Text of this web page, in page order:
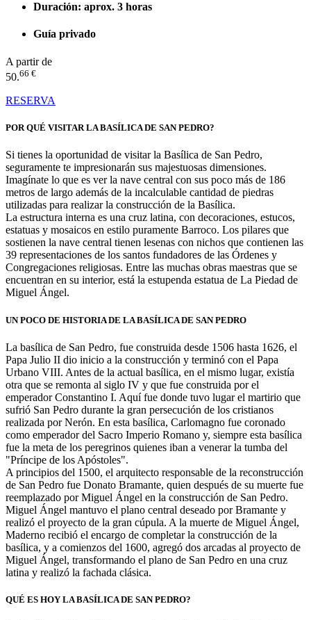
Duración: aprox. 3 horas
Guía privado
A partir de
50.66 €
RESERVA
POR QUÉ VISITAR LA BASÍLICA DE SAN PEDRO?
Si tienes la oportunidad de visitar la Basílica de San Pedro,
seguramente te impresionarán sus majestuosas dimensiones.
Imagínate lo que es ver la nave central con sus poco más de 186
metros de largo además de la incalculable cantidad de piedras
utilizadas para realizar la construcción de la Basílica.
La estructura interna es una cruz latina, con decoraciones, estucos,
estatuas y mosaicos en estilo puramente Barroco. Los pilares que
sostienen la nave central tienen lesenas con nichos que contienen las
39 representaciones de los santos fundadores de las Órdenes y
Congregaciones religiosas. Entre las muchas obras maestras que se
encuentran en su interior, está la estupenda estatua de La Piedad de
Miguel Ángel.
UN POCO DE HISTORIA DE LA BASÍLICA DE SAN PEDRO
La basílica de San Pedro, fue construida desde 1506 hasta 1626, el
Papa Julio II dio inicio a la construcción y terminó con el Papa
Urbano VIII. Antes de la actual basílica, en el mismo lugar, existía
otra que se remonta al siglo IV y que fue construida por el
emperador Constantino I. Aquí fue donde tuvo lugar el martirio que
sufrió San Pedro durante la gran persecución de los cristianos
realizada por Nerón. En esta basílica, Carlomagno fue coronado
como emperador del Sacro Imperio Romano y, siempre esta basílica
fue la meta de los peregrinos quienes iban a venerar la tumba del
"Príncipe de los Apóstoles".
A principios del 1500, el arquitecto responsable de la reconstrucción
de San Pedro fue Donato Bramante, quien después de su muerte fue
reemplazado por Miguel Ángel en la construcción de San Pedro.
Miguel Ángel mantuvo el plano central deseado por Bramante y
realizó el proyecto de la gran cúpula. A la muerte de Miguel Ángel,
Maderno recibió el encargo de completar la construcción de la
basílica, y a comienzos del 1600, agregó dos arcadas al proyecto de
Miguel Ángel, transformando el plano de San Pedro en una cruz
latina y realizó la fachada clásica.
QUÉ ES HOY LA BASÍLICA DE SAN PEDRO?